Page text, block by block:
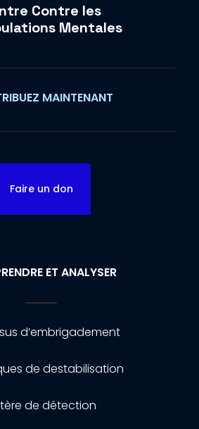
Contre les
Mentales
MAINTENANT
Faire un don
ET ANALYSER
d’embrigadement
de destabilisation
de détection